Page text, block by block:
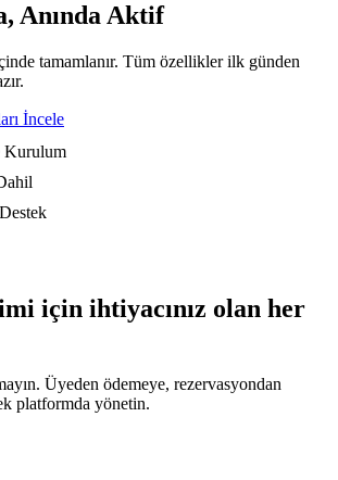
Anında Aktif
tamamlanır. Tüm özellikler ilk günden
İncele
Kurulum
için ihtiyacınız olan her
Üyeden ödemeye, rezervasyondan
platformda yönetin.